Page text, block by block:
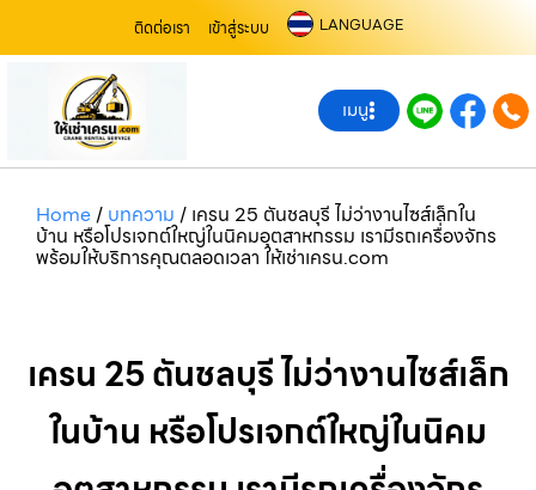
ติดต่อเรา เข้าสู่ระบบ LANGUAGE
เมนู
Home/ บทความ / เครน 25 ตันชลบุรี ไม่ว่างานไซส์เล็กใน
บ้าน หรือโปรเจกต์ใหญ่ในนิคมอุตสาหกรรม เรามีรถเครื่องจักร
พร้อมให้บริการคุณตลอดเวลา ให้เช่าเครน.com
เครน 25 ตันชลบุรี ไม่ว่างานไซส์เล็ก
ในบ้าน หรือโปรเจกต์ใหญ่ในนิคม